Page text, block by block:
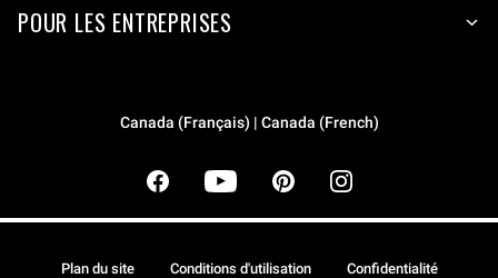
POUR LES ENTREPRISES
Canada (Français) | Canada (French)
Plan du site Conditions d'utilisation Confidentialité